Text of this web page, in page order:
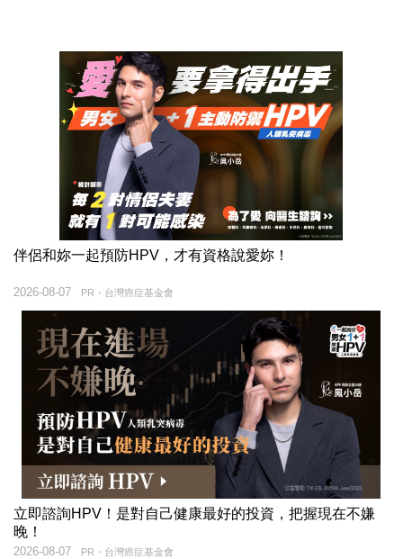
伴侶和妳一起預防HPV，才有資格說愛妳！
PR・台灣癌症基金會
2026-08-07
立即諮詢HPV！是對自己健康最好的投資，把握現在不嫌
晚！
PR・台灣癌症基金會
2026-08-07